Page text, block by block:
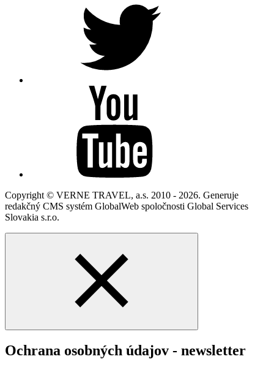
Copyright © VERNE TRAVEL, a.s. 2010 - 2026. Generuje
redakčný CMS systém GlobalWeb spoločnosti Global Services
Slovakia s.r.o.
Ochrana osobných údajov - newsletter